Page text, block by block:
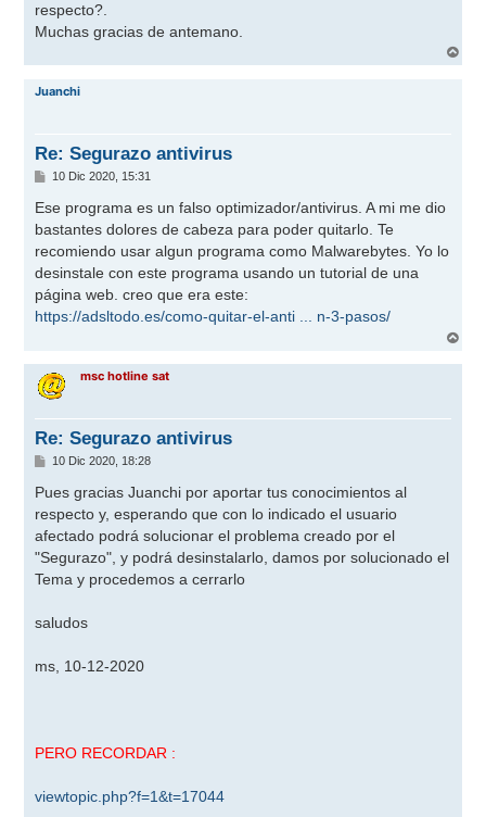
respecto?.
Muchas gracias de antemano.
r
Juanchi
Re: Segurazo antivirus
M
n
s
a
e
10 Dic 2020, 15:31
Ese programa es un falso optimizador/antivirus. A mi me dio
bastantes dolores de cabeza para poder quitarlo. Te
recomiendo usar algun programa como Malwarebytes. Yo lo
desinstale con este programa usando un tutorial de una
página web. creo que era este:
https://adsltodo.es/como-quitar-el-anti ... n-3-pasos/
r
msc hotline sat
Re: Segurazo antivirus
M
n
a
j
e
10 Dic 2020, 18:28
Pues gracias Juanchi por aportar tus conocimientos al
respecto y, esperando que con lo indicado el usuario
afectado podrá solucionar el problema creado por el
"Segurazo", y podrá desinstalarlo, damos por solucionado el
Tema y procedemos a cerrarlo
saludos
ms, 10-12-2020
PERO RECORDAR :
viewtopic.php?f=1&t=17044